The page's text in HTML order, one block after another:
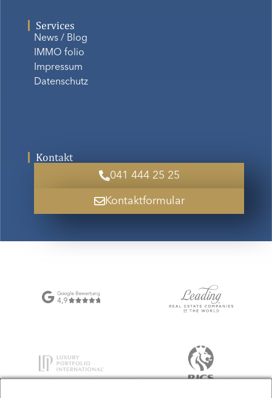
Services
News / Blog
IMMO folio
Impressum
Datenschutz
Kontakt
041 444 25 25
Kontaktformular